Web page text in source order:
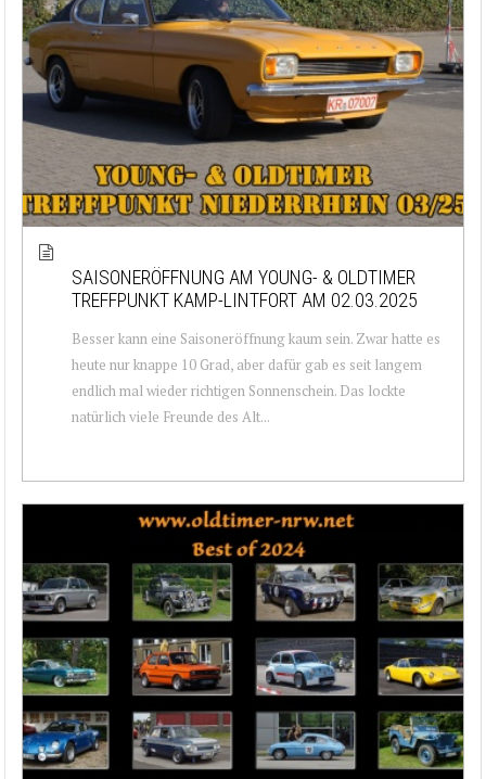
SAISONERÖFFNUNG AM YOUNG- & OLDTIMER
TREFFPUNKT KAMP-LINTFORT AM 02.03.2025
Besser kann eine Saisoneröffnung kaum sein. Zwar hatte es
heute nur knappe 10 Grad, aber dafür gab es seit langem
endlich mal wieder richtigen Sonnenschein. Das lockte
natürlich viele Freunde des Alt...